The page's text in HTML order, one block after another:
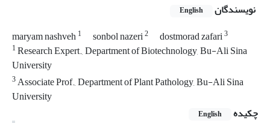
نویسندگان English
maryam nashveh1 sonbol nazeri2 dostmorad zafari3
1Research Expert., Department of Biotechnology, Bu-Ali Sina
University
3Associate Prof., Department of Plant Pathology, Bu-Ali Sina
University
چکیده
English